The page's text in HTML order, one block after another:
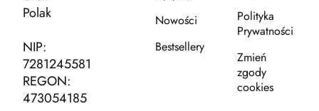
Polak
NIP:
7281245581
REGON:
473054185
Nowości
Bestsellery
Polityka
Prywatności
Zmień
zgody
cookies